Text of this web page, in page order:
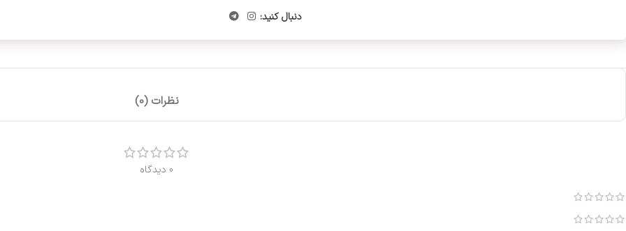
دنبال کنید:
نظرات (0)
0 دیدگاه